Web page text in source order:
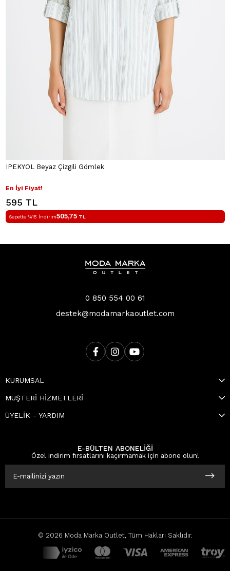
IPEKYOL Beyaz Çizgili Gömlek
En İyi Fiyat!
595 TL
Sepette %15 İndirim505,75 TL
0 850 554 00 61
destek@modamarkaoutlet.com
KURUMSAL
MÜŞTERİ HİZMETLERİ
ÜYELİK - YARDIM
E-BÜLTEN ABONELİĞİ
Özel indirim fırsatlarını kaçırmamak için abone olun!
© 2026 Moda Marka Outlet, Tüm Hakları Saklıdır.